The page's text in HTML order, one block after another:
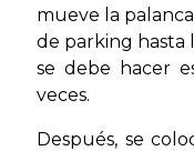
mueve la
de parking hasta
se debe hacer
veces.
Después, se